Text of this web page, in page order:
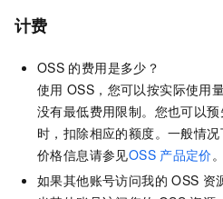
计费
OSS 的费用是多少？
使用 OSS，您可以按实际使用
没有最低费用限制。您也可以
时，扣除相应的额度。一般情
价格信息请参见OSS 产品定价。
如果其他账号访问我的 OSS 资